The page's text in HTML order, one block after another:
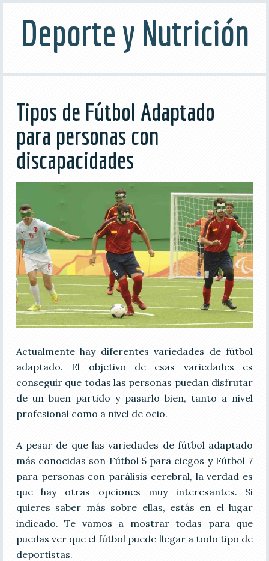
Deporte y Nutrición
Tipos de Fútbol Adaptado
para personas con
discapacidades
Actualmente hay diferentes variedades de fútbol
adaptado. El objetivo de esas variedades es
conseguir que todas las personas puedan disfrutar
de un buen partido y pasarlo bien, tanto a nivel
profesional como a nivel de ocio.
A pesar de que las variedades de fútbol adaptado
más conocidas son Fútbol 5 para ciegos y Fútbol 7
para personas con parálisis cerebral, la verdad es
que hay otras opciones muy interesantes. Si
quieres saber más sobre ellas, estás en el lugar
indicado. Te vamos a mostrar todas para que
puedas ver que el fútbol puede llegar a todo tipo de
deportistas.